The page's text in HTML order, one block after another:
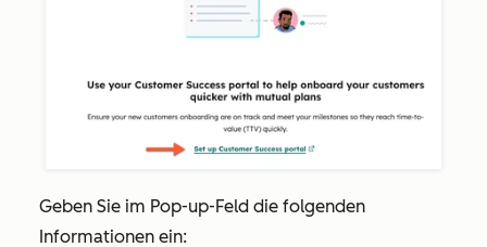
Geben Sie im Pop-up-Feld die folgenden
Informationen ein: